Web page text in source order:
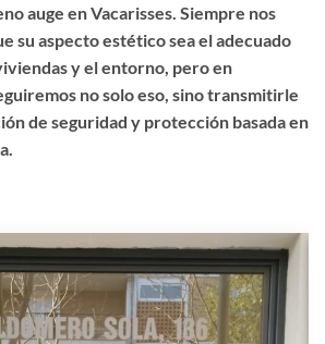
auge en Vacarisses. Siempre nos
su aspecto estético sea el adecuado
y el entorno, pero en
no solo eso, sino transmitirle
de seguridad y protección basada en